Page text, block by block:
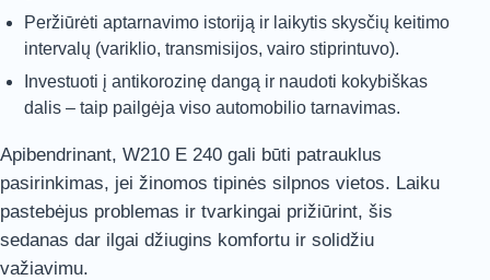
Peržiūrėti aptarnavimo istoriją ir laikytis skysčių keitimo
intervalų (variklio, transmisijos, vairo stiprintuvo).
Investuoti į antikorozinę dangą ir naudoti kokybiškas
dalis – taip pailgėja viso automobilio tarnavimas.
Apibendrinant, W210 E 240 gali būti patrauklus
pasirinkimas, jei žinomos tipinės silpnos vietos. Laiku
pastebėjus problemas ir tvarkingai prižiūrint, šis
sedanas dar ilgai džiugins komfortu ir solidžiu
važiavimu.